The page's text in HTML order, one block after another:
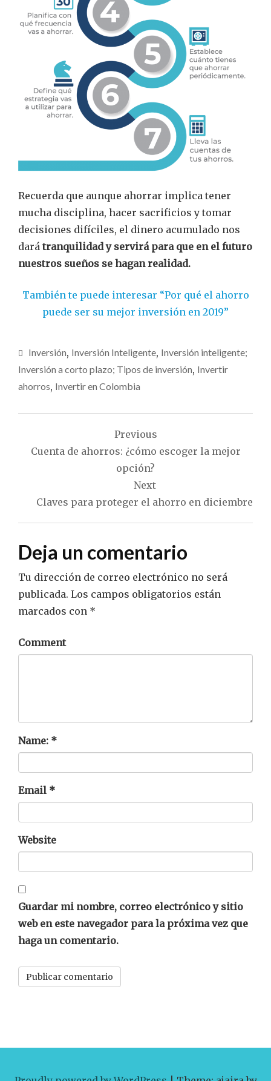
Recuerda que aunque ahorrar implica tener
mucha disciplina, hacer sacrificios y tomar
decisiones difíciles, el dinero acumulado nos
darátranquilidad y servirá para que en el futuro
nuestros sueños se hagan realidad.
También te puede interesar “Por qué el ahorro
puede ser su mejor inversión en 2019”
Inversión, Inversión Inteligente, Inversión inteligente;
Inversión a corto plazo; Tipos de inversión, Invertir
ahorros, Invertir en Colombia
Navegación
de
Previous
Cuenta de ahorros: ¿cómo escoger la mejor
opción?
Next
Claves para proteger el ahorro en diciembre
Deja un comentario
Tu dirección de correo electrónico no será
publicada. Los campos obligatorios están
marcados con *
Comment
Name: *
Email *
Website
Guardar mi nombre, correo electrónico y sitio
web en este navegador para la próxima vez que
haga un comentario.